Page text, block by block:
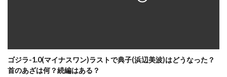
ゴジラ-1.0(マイナスワン)ラストで典子(浜辺美波)はどうなった？
首のあざは何？続編はある？